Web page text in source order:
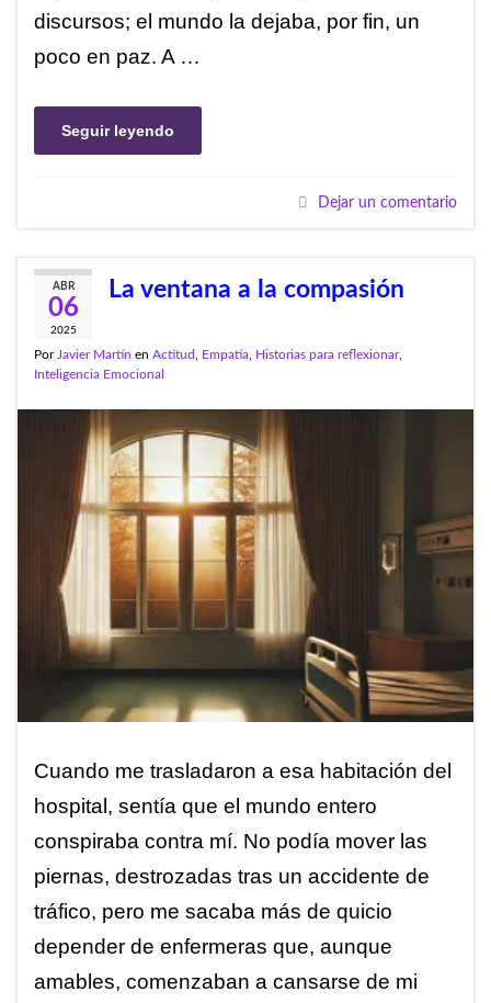
discursos; el mundo la dejaba, por fin, un
poco en paz. A …
Seguir leyendo
Dejar un comentario
ABR
06
2025
La ventana a la compasión
Por Javier Martín en Actitud Empatía Historias para reflexionar,
Inteligencia Emocional
Cuando me trasladaron a esa habitación del
hospital, sentía que el mundo entero
conspiraba contra mí. No podía mover las
piernas, destrozadas tras un accidente de
tráfico, pero me sacaba más de quicio
depender de enfermeras que, aunque
amables, comenzaban a cansarse de mi